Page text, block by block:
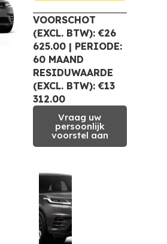
VOORSCHOT
(EXCL. BTW): €26
625.00 | PERIODE:
60 MAAND
RESIDUWAARDE
(EXCL. BTW): €13
312.00
Vraag uw
persoonlijk
voorstel aan